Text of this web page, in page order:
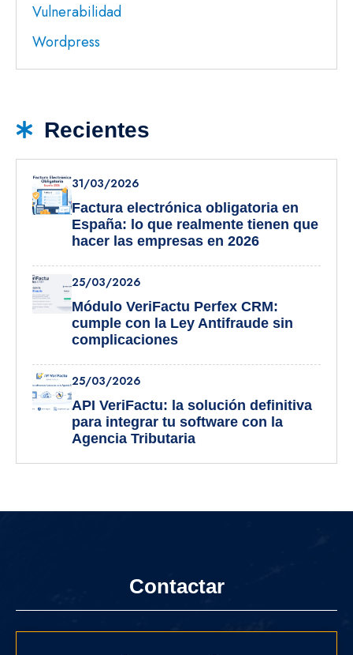
Vulnerabilidad
Wordpress
Recientes
31/03/2026
Factura electrónica obligatoria en
España: lo que realmente tienen que
hacer las empresas en 2026
25/03/2026
Módulo VeriFactu Perfex CRM:
cumple con la Ley Antifraude sin
complicaciones
25/03/2026
API VeriFactu: la solución definitiva
para integrar tu software con la
Agencia Tributaria
Contactar